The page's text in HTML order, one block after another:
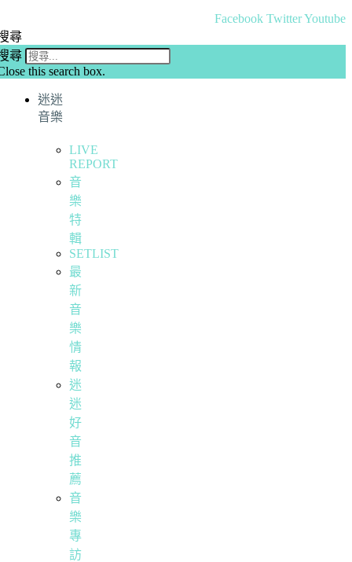
Facebook TwitterYoutube
尋
尋
this search box.
迷迷
音樂
LIVE
REPORT
音
樂
特
輯
SETLIST
最
新
音
樂
情
報
迷
迷
好
音
推
薦
音
樂
專
訪